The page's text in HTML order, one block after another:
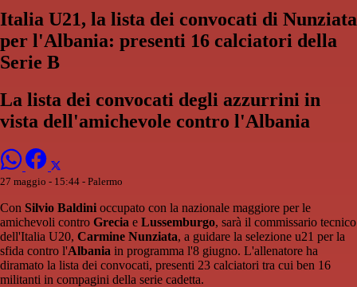
Italia U21, la lista dei convocati di Nunziata
per l'Albania: presenti 16 calciatori della
Serie B
La lista dei convocati degli azzurrini in
vista dell'amichevole contro l'Albania
27 maggio - 15:44 - Palermo
Con Silvio Baldini occupato con la nazionale maggiore per le
amichevoli contro Grecia e Lussemburgo, sarà il commissario tecnico
dell'Italia U20, Carmine Nunziata, a guidare la selezione u21 per la
sfida contro l'Albania in programma l'8 giugno. L'allenatore ha
diramato la lista dei convocati, presenti 23 calciatori tra cui ben 16
militanti in compagini della serie cadetta.